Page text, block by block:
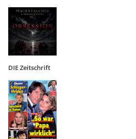
DIE Zeitschrift